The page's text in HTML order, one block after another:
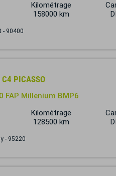
Kilométrage
158000 km
- 90400
PICASSO
FAP Millenium BMP6
Kilométrage
128500 km
- 95220